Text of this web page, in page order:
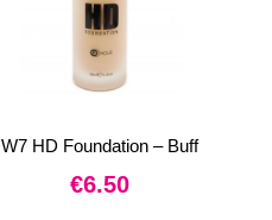
W7 HD Foundation – Buff
€6.50